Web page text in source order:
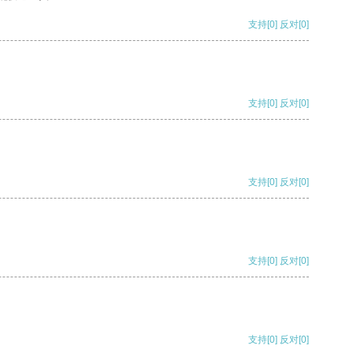
支持[0] 反对[0]
支持[0] 反对[0]
支持[0] 反对[0]
支持[0] 反对[0]
支持[0] 反对[0]